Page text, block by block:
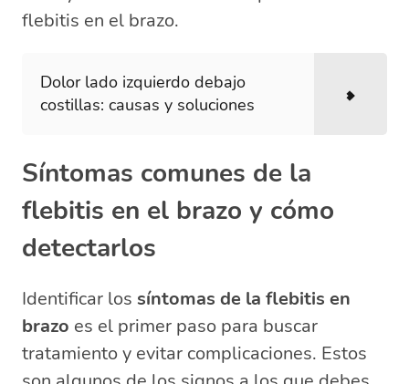
flebitis en el brazo.
Dolor lado izquierdo debajo
costillas: causas y soluciones
Síntomas comunes de la
flebitis en el brazo y cómo
detectarlos
Identificar los síntomas de la flebitis en
brazo es el primer paso para buscar
tratamiento y evitar complicaciones. Estos